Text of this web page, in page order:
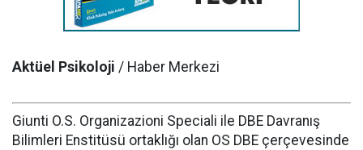
Aktüel Psikoloji / Haber Merkezi
Giunti O.S. Organizazioni Speciali ile DBE Davranış
Bilimleri Enstitüsü ortaklığı olan OS DBE çerçevesinde